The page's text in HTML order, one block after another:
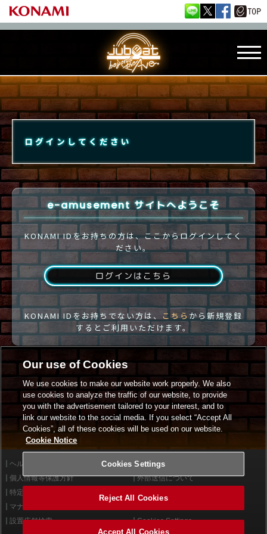
ログインしてください
e-amusement サイトへようこそ
KONAMI IDをお持ちの方は、ここからログインしてく
ださい。
ログインはこちら
KONAMI IDをお持ちでない方は、 こちらから新規登録
するとご利用いただけます。
ヘルプ
利用規約
個人情報等保護方針
外部送信について
特定商取引法に基づく表示
マナー＆ルール
設置店舗検索
Cookies Settings
Our use of Cookies
We use cookies to make our website work properly. We also
use cookies to analyze the traffic of our website, to provide
you with the advertisement tailored to your interest, and to
link our website to the social media. If you select “Accept All
Cookies”, all of these cookies will be used on our website.
Cookie Notice
Cookies Settings
Reject All Cookies
Accept All Cookies